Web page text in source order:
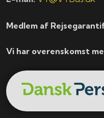
Medlem af
Vi har overenskomst